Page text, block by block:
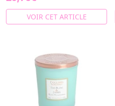
VOIR CET ARTICLE